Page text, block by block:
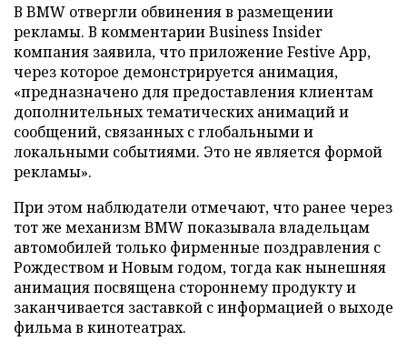
В BMW отвергли обвинения в размещении
рекламы. В комментарии Business Insider
компания заявила, что приложение Festive App,
через которое демонстрируется анимация,
«предназначено для предоставления клиентам
дополнительных тематических анимаций и
сообщений, связанных с глобальными и
локальными событиями. Это не является формой
рекламы».
При этом наблюдатели отмечают, что ранее через
тот же механизм BMW показывала владельцам
автомобилей только фирменные поздравления с
Рождеством и Новым годом, тогда как нынешняя
анимация посвящена стороннему продукту и
заканчивается заставкой с информацией о выходе
фильма в кинотеатрах.